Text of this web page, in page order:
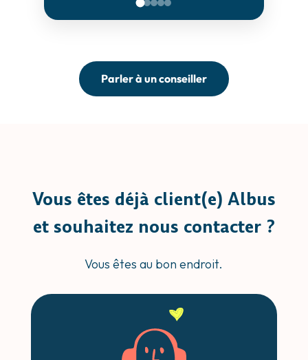
Parler à un conseiller
Vous êtes déjà client(e) Albus
et souhaitez nous contacter ?
Vous êtes au bon endroit.